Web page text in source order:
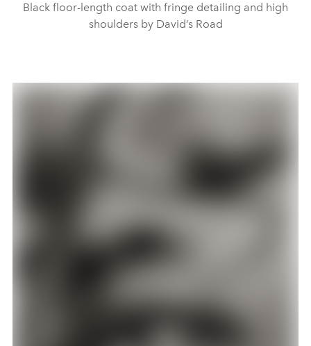
Black floor-length coat with fringe detailing and high
shoulders by David’s Road